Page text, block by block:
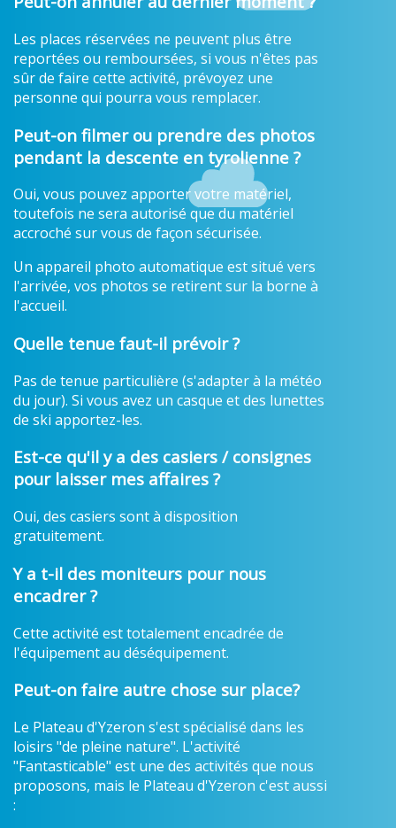
Les places réservées ne peuvent plus être
reportées ou remboursées, si vous n'êtes pas
sûr de faire cette activité, prévoyez une
personne qui pourra vous remplacer.
Peut-on filmer ou prendre des photos
pendant la descente en tyrolienne ?
Oui, vous pouvez apporter votre matériel,
toutefois ne sera autorisé que du matériel
accroché sur vous de façon sécurisée.
Un appareil photo automatique est situé vers
l'arrivée, vos photos se retirent sur la borne à
l'accueil.
Quelle tenue faut-il prévoir ?
Pas de tenue particulière (s'adapter à la météo
du jour). Si vous avez un casque et des lunettes
de ski apportez-les.
Est-ce qu'il y a des casiers / consignes
pour laisser mes affaires ?
Oui, des casiers sont à disposition
gratuitement.
Y a t-il des moniteurs pour nous
encadrer ?
Cette activité est totalement encadrée de
l'équipement au déséquipement.
Peut-on faire autre chose sur place?
Le Plateau d'Yzeron s'est spécialisé dans les
loisirs "de pleine nature". L'activité
"Fantasticable" est une des activités que nous
proposons, mais le Plateau d'Yzeron c'est aussi
: